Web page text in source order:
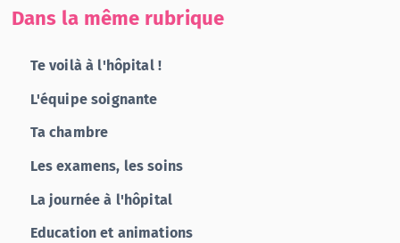
Dans la même rubrique
Te voilà à l'hôpital !
L'équipe soignante
Ta chambre
Les examens, les soins
La journée à l'hôpital
Education et animations